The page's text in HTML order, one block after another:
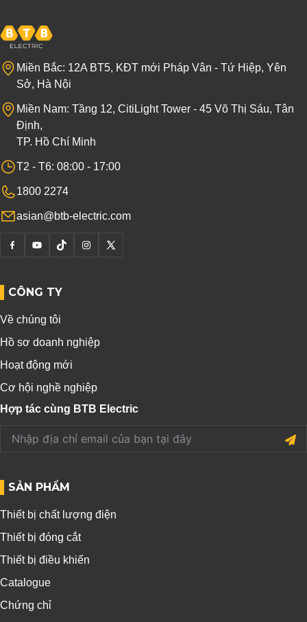
Miền Bắc: 12A BT5, KĐT mới Pháp Vân - Tứ Hiệp, Yên
Sở, Hà Nội
Miền Nam: Tầng 12, CitiLight Tower - 45 Võ Thị Sáu, Tân
Định,
TP. Hồ Chí Minh
T2 - T6: 08:00 - 17:00
1800 2274
asian@btb-electric.com
CÔNG TY
Về chúng tôi
Hồ sơ doanh nghiệp
Hoạt động mới
Cơ hội nghề nghiệp
Hợp tác cùng BTB Electric
SẢN PHẨM
Thiết bị chất lượng điện
Thiết bị đóng cắt
Thiết bị điều khiển
Catalogue
Chứng chỉ